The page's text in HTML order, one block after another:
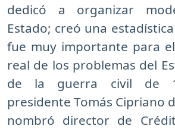
dedicó a organizar
Estado; creó una
fue muy importante para
real de los problemas del
de la guerra civil de
presidente Tomás Cipriano
nombró director de